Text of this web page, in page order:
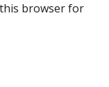
this browser for